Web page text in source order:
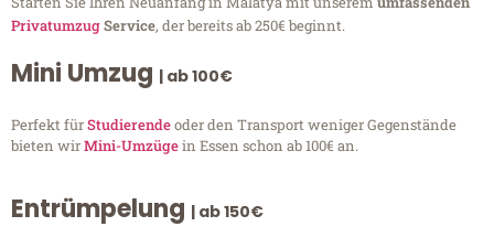
PrivatumzugService, der bereits ab 250€ beginnt.
Mini Umzug | ab 100€
Perfekt fürStudierendeoder den Transport weniger Gegenstände
bieten wirMini-Umzügein Essen schon ab 100€ an.
Entrümpelung | ab 150€